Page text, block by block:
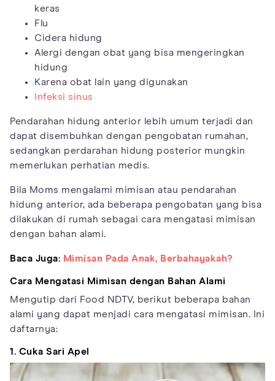
keras
Flu
Cidera hidung
Alergi dengan obat yang bisa mengeringkan
hidung
Karena obat lain yang digunakan
Infeksi sinus
Pendarahan hidung anterior lebih umum terjadi dan
dapat disembuhkan dengan pengobatan rumahan,
sedangkan perdarahan hidung posterior mungkin
memerlukan perhatian medis.
Bila Moms mengalami mimisan atau pendarahan
hidung anterior, ada beberapa pengobatan yang bisa
dilakukan di rumah sebagai cara mengatasi mimisan
dengan bahan alami.
Baca Juga: Mimisan Pada Anak, Berbahayakah?
Cara Mengatasi Mimisan dengan Bahan Alami
Mengutip dari Food NDTV, berikut beberapa bahan
alami yang dapat menjadi cara mengatasi mimisan. Ini
daftarnya:
1. Cuka Sari Apel